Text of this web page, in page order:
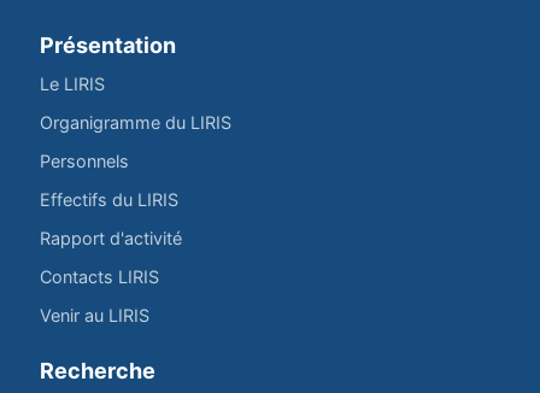
Présentation
Le LIRIS
Organigramme du LIRIS
Personnels
Effectifs du LIRIS
Rapport d'activité
Contacts LIRIS
Venir au LIRIS
Recherche